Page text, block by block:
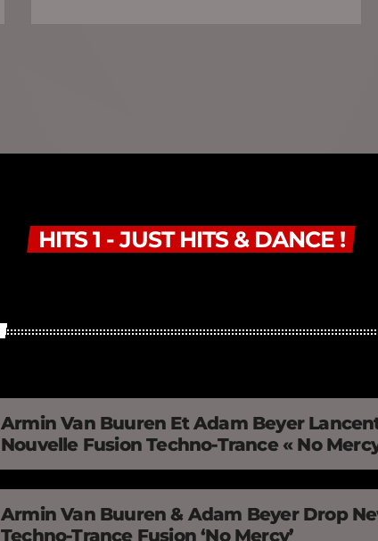
HITS 1 - JUST HITS & DANCE !
Armin Van Buuren Et Adam Beyer
Nouvelle Fusion Techno-Trance « No
Armin Van Buuren & Adam Beyer Drop
Techno-Trance Fusion ‘No Mercy’